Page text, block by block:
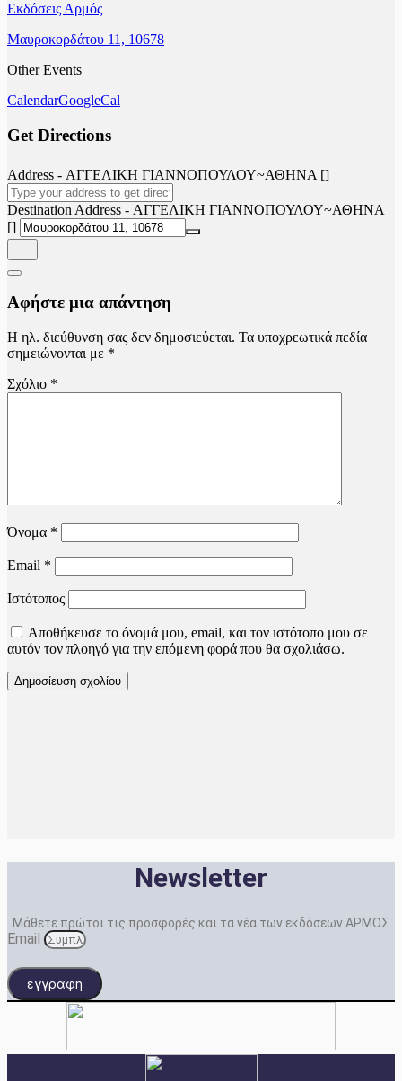
Εκδόσεις Αρμός
Μαυροκορδάτου 11, 10678
Other Events
CalendarGoogleCal
Get Directions
Address - ΑΓΓΕΛΙΚΗ ΓΙΑΝΝΟΠΟΥΛΟΥ~ΑΘΗΝΑ []
Destination Address - ΑΓΓΕΛΙΚΗ ΓΙΑΝΝΟΠΟΥΛΟΥ~ΑΘΗΝΑ
[]
Αφήστε μια απάντηση
Η ηλ. διεύθυνση σας δεν δημοσιεύεται. Τα υποχρεωτικά πεδία
σημειώνονται με *
Σχόλιο *
Όνομα *
Email *
Ιστότοπος
Αποθήκευσε το όνομά μου, email, και τον ιστότοπο μου σε
αυτόν τον πλοηγό για την επόμενη φορά που θα σχολιάσω.
Newsletter
Μάθετε πρώτοι τις προσφορές και τα νέα των εκδόσεων ΑΡΜΟΣ
Email
εγγραφη